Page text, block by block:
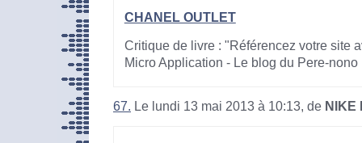
CHANEL OUTLET
Critique de livre : "Référencez votre site
Micro Application - Le blog du Pere-nono
67. Le lundi 13 mai 2013 à 10:13, de NIKE